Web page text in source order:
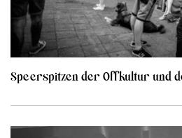
Speerspitzen der Offkultur und